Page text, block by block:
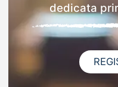
dedicata